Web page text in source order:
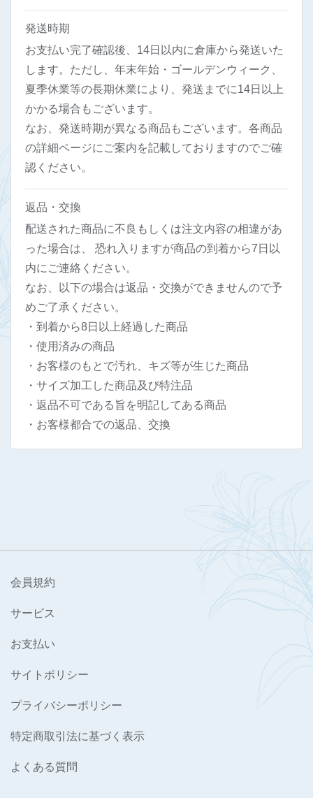
発送時期
お支払い完了確認後、14日以内に倉庫から発送いた
します。ただし、年末年始・ゴールデンウィーク、
夏季休業等の長期休業により、発送までに14日以上
かかる場合もございます。
なお、発送時期が異なる商品もございます。各商品
の詳細ページにご案内を記載しておりますのでご確
認ください。
返品・交換
配送された商品に不良もしくは注文内容の相違があ
った場合は、 恐れ入りますが商品の到着から7日以
内にご連絡ください。
なお、以下の場合は返品・交換ができませんので予
めご了承ください。
・到着から8日以上経過した商品
・使用済みの商品
・お客様のもとで汚れ、キズ等が生じた商品
・サイズ加工した商品及び特注品
・返品不可である旨を明記してある商品
・お客様都合での返品、交換
会員規約
サービス
お支払い
サイトポリシー
プライバシーポリシー
特定商取引法に基づく表示
よくある質問